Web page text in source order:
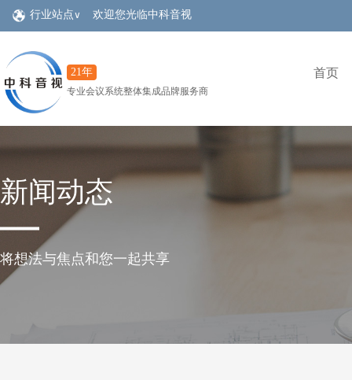
行业站点∨ 欢迎您光临中科音视
21年
专业会议系统整体集成品牌服务商
首页
新闻动态
将想法与焦点和您一起共享